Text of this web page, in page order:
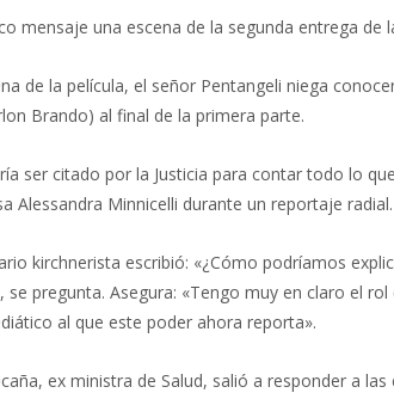
mensaje una escena de la segunda entrega
de la película, el señor Pentangeli niega
Brando) al final de la primera parte.
ser citado por la Justicia para contar todo lo
Alessandra Minnicelli durante un reportaje radial.
kirchnerista escribió: «¿Cómo podríamos
se pregunta. Asegura: «Tengo muy en claro el
al que este poder ahora reporta».
ex ministra de Salud, salió a responder a